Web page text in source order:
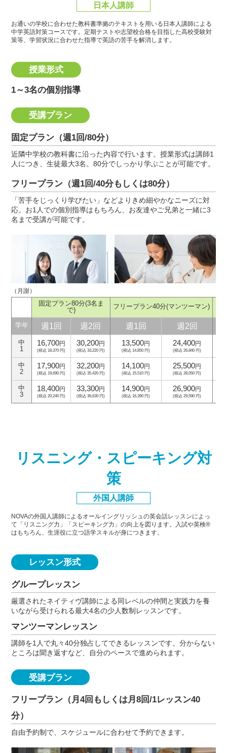
日本人講師
お通いの学校に合わせた教科書準拠のテキストを用いる日本人講師による
中学英語対策コースです。 定期テストや志望校合格を目指した高校受験対
策等、学習状況に合わせた指導で英語の苦手を解消します。
授業形式
1～3名の個別指導
受講プラン
固定プラン（週1回/80分）
近隣中学校の教科書に沿った内容で行います。授業形式は講師1
人につき、生徒最大3名。80分でしっかり学ぶことが可能です。
フリープラン（週1回/40分もしくは80分）
「苦手をじっくり学びたい」などよりきめ細やかなニーズに対
応。お1人での個別指導はもちろん、お友達やご兄弟と一緒に3
名まで受講が可能です。
（月謝）
固定プラン80分(3名ま
で)
フリープラン40分(マンツーマン)
学年 週1回 週2回 週1回 週2回
中
1
16,700円
(税込 18,370 円)
30,200円
(税込 33,220 円)
13,500円
(税込 14,850 円)
24,400円
(税込 26,840 円)
中
2
17,900円
(税込 19,690 円)
32,200円
(税込 35,420 円)
14,100円
(税込 15,510 円)
25,500円
(税込 28,050 円)
中
3
18,400円
(税込 20,240 円)
33,300円
(税込 36,630 円)
14,900円
(税込 16,390 円)
26,900円
(税込 29,590 円)
リスニング・スピーキング対
策
外国人講師
NOVAの外国人講師によるオールイングリッシュの英会話レッスンによっ
て「リスニング力」「スピーキング力」の向上を図ります。入試や英検®
はもちろん、生涯役に立つ語学スキルが身につきます。
レッスン形式
グループレッスン
厳選されたネイティヴ講師による同レベルの仲間と実践力を養
いながら受けられる最大4名の少人数制レッスンです。
マンツーマンレッスン
講師を1人で丸々40分独占してできるレッスンです。分からない
ところは聞き返すなど、自分のペースで進められます。
受講プラン
フリープラン（月4回もしくは月8回/1レッスン40
分）
自由予約制で、スケジュールに合わせて予約できます。